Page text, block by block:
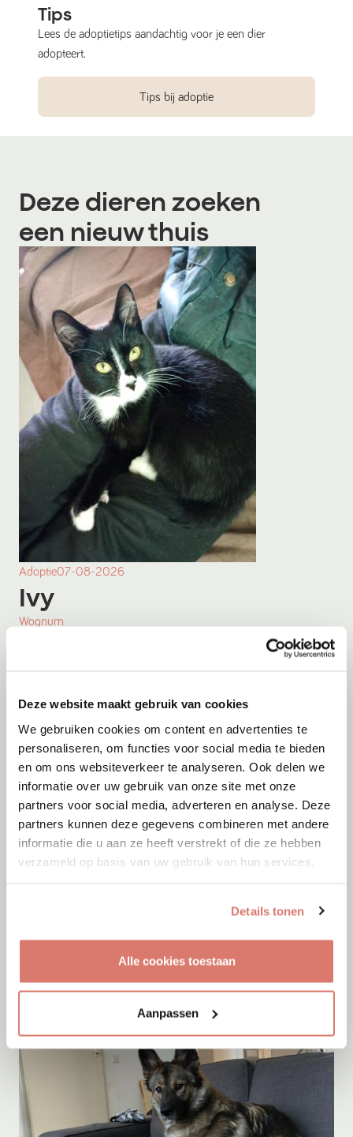
Deze website maakt gebruik van cookies
We gebruiken cookies om content en advertenties te
personaliseren, om functies voor social media te bieden
en om ons websiteverkeer te analyseren. Ook delen we
informatie over uw gebruik van onze site met onze
partners voor social media, adverteren en analyse. Deze
partners kunnen deze gegevens combineren met andere
informatie die u aan ze heeft verstrekt of die ze hebben
verzameld op basis van uw gebruik van hun services.
Details tonen
Alle cookies toestaan
Aanpassen
Tips
Lees de adoptietips aandachtig voor je een dier
adopteert.
Tips bij adoptie
Deze dieren zoeken
een nieuw thuis
Adoptie07-08-2026
Ivy
Wognum